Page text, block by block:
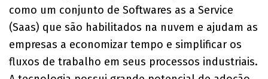
como um conjunto de Softwares as a Service
(Saas) que são habilitados na nuvem e ajudam as
empresas a economizar tempo e simplificar os
fluxos de trabalho em seus processos industriais.